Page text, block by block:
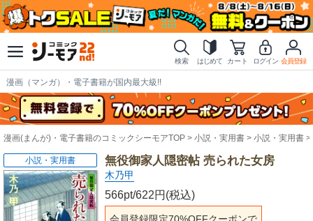
検索 はじめて カート ログイン 会員登録
漫画（マンガ）・電子書籍が国内最大級!!
漫画(まんが)・電子書籍のコミックシーモアTOP 小説・実用書 小説・実用書
無役御家人隠密帖 売られた女房
木乃甲
566pt/622円(税込)
小説・実用書